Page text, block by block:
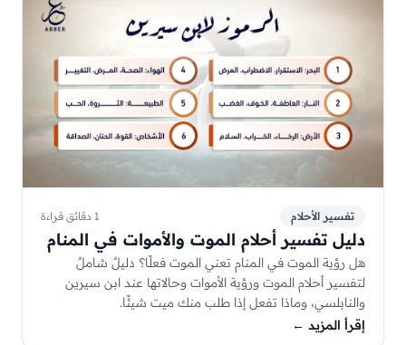
تفسير الأحلام 1 دقائق قراءة
دليل تفسير أحلام الموت والأموات في المنام
هل رؤية الموت في المنام تعني الموت فعلًا؟ دليلٌ شاملٌ
لتفسير أحلام الموت ورؤية الأموات وحالاتها عند ابن سيرين
والنابلسي، وماذا تفعل إذا طلب منك ميت شيئًا.
إقرأ المزيد ←